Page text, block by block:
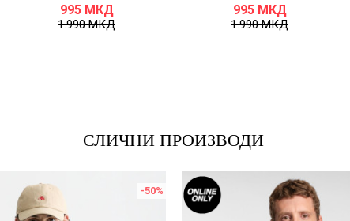
995 МКД
1.990МКД
995 МКД
1.990МКД
СЛИЧНИ ПРОИЗВОДИ
-50%